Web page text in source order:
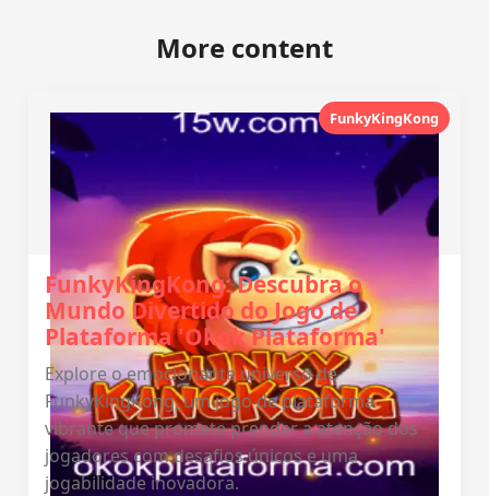
More content
FunkyKingKong
FunkyKingKong: Descubra o
Mundo Divertido do Jogo de
Plataforma 'Okok Plataforma'
Explore o emocionante universo de
FunkyKingKong, um jogo de plataforma
vibrante que promete prender a atenção dos
jogadores com desafios únicos e uma
jogabilidade inovadora.